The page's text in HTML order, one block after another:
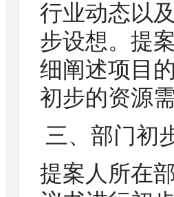
行业动态以
步设想。提
细阐述项目
初步的资源
三、部门初
提案人所在